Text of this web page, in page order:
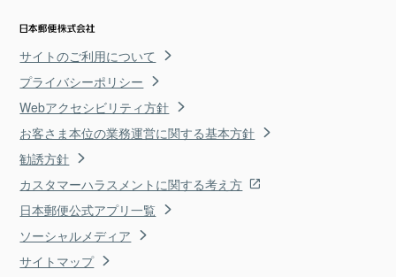
サイトのご利用について
プライバシーポリシー
Webアクセシビリティ方針
お客さま本位の業務運営に関する基本方針
勧誘方針
カスタマーハラスメントに関する考え方
日本郵便公式アプリ一覧
ソーシャルメディア
サイトマップ